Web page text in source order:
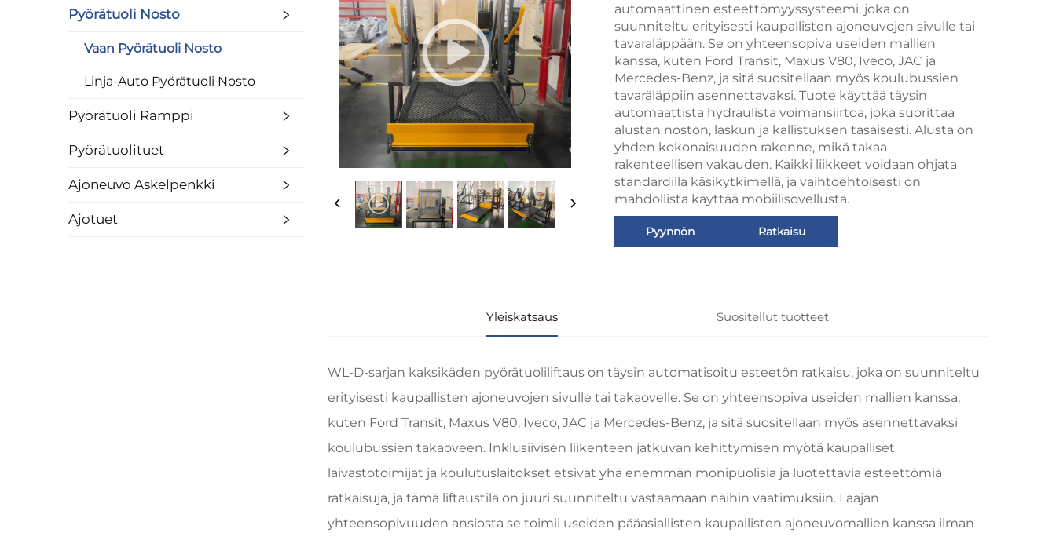
Pyörätuoli Nosto
Vaan Pyörätuoli Nosto
Linja-Auto Pyörätuoli Nosto
Pyörätuoli Ramppi
Pyörätuolituet
Ajoneuvo Askelpenkki
Ajotuet
automaattinen esteettömyyssysteemi, joka on
suunniteltu erityisesti kaupallisten ajoneuvojen sivulle tai
tavaraläppään. Se on yhteensopiva useiden mallien
kanssa, kuten Ford Transit, Maxus V80, Iveco, JAC ja
Mercedes-Benz, ja sitä suositellaan myös koulubussien
tavaräläppiin asennettavaksi. Tuote käyttää täysin
automaattista hydraulista voimansiirtoa, joka suorittaa
alustan noston, laskun ja kallistuksen tasaisesti. Alusta on
yhden kokonaisuuden rakenne, mikä takaa
rakenteellisen vakauden. Kaikki liikkeet voidaan ohjata
standardilla käsikytkimellä, ja vaihtoehtoisesti on
mahdollista käyttää mobiilisovellusta.
Pyynnön Ratkaisu
Yleiskatsaus Suositellut tuotteet
WL-D-sarjan kaksikäden pyörätuoliliftaus on täysin automatisoitu esteetön ratkaisu, joka on suunniteltu
erityisesti kaupallisten ajoneuvojen sivulle tai takaovelle. Se on yhteensopiva useiden mallien kanssa,
kuten Ford Transit, Maxus V80, Iveco, JAC ja Mercedes-Benz, ja sitä suositellaan myös asennettavaksi
koulubussien takaoveen. Inklusiivisen liikenteen jatkuvan kehittymisen myötä kaupalliset
laivastotoimijat ja koulutuslaitokset etsivät yhä enemmän monipuolisia ja luotettavia esteettömiä
ratkaisuja, ja tämä liftaustila on juuri suunniteltu vastaamaan näihin vaatimuksiin. Laajan
yhteensopivuuden ansiosta se toimii useiden pääasiallisten kaupallisten ajoneuvomallien kanssa ilman